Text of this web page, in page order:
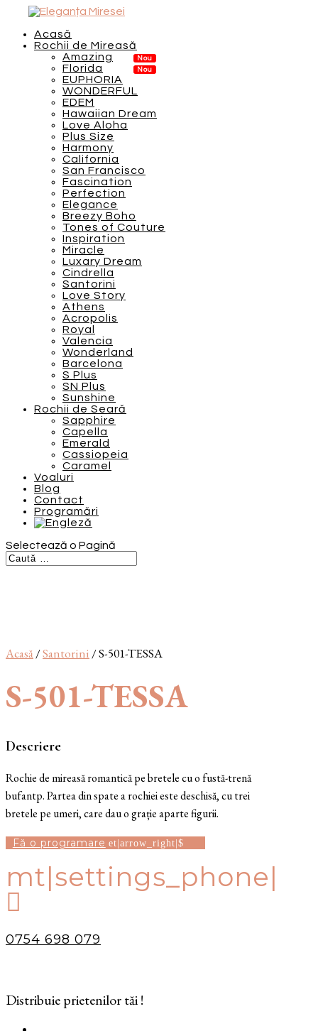
Acasă
Rochii de Mireasă
Amazing
Florida
EUPHORIA
WONDERFUL
EDEM
Hawaiian Dream
Love Aloha
Plus Size
Harmony
California
San Francisco
Fascination
Perfection
Elegance
Breezy Boho
Tones of Couture
Inspiration
Miracle
Luxary Dream
Cindrella
Santorini
Love Story
Athens
Acropolis
Royal
Valencia
Wonderland
Barcelona
S Plus
SN Plus
Sunshine
Rochii de Seară
Sapphire
Capella
Emerald
Cassiopeia
Caramel
Voaluri
Blog
Contact
Programări
Selectează o Pagină
Acasă/Santorini / S-501-TESSA
S-501-TESSA
Descriere
Rochie de mireasă romantică pe bretele cu o fustă-trenă
bufantp. Partea din spate a rochiei este deschisă, cu trei
bretele pe umeri, care dau o grație aparte figurii.
Fă o programare
mt|settings_phone|

0754 698 079
Distribuie prietenilor tăi !